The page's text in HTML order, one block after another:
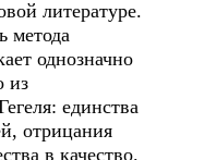
литературе.
метода
однозначно
из
единства
отрицания
в качество.